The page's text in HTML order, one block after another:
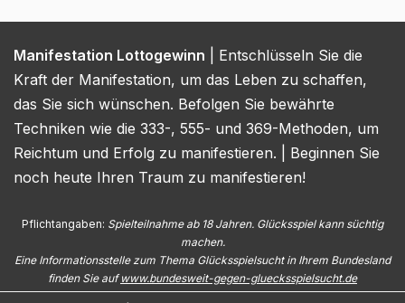
Manifestation Lottogewinn | Entschlüsseln Sie die
Kraft der Manifestation, um das Leben zu schaffen,
das Sie sich wünschen. Befolgen Sie bewährte
Techniken wie die 333-, 555- und 369-Methoden, um
Reichtum und Erfolg zu manifestieren. | Beginnen Sie
noch heute Ihren Traum zu manifestieren!
Pflichtangaben: Spielteilnahme ab 18 Jahren. Glücksspiel kann süchtig
machen.
Eine Informationsstelle zum Thema Glücksspielsucht in Ihrem Bundesland
finden Sie aufwww.bundesweit-gegen-gluecksspielsucht.de